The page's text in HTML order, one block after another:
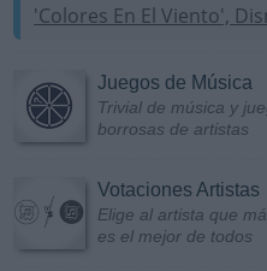
'Colores En El Viento',
Juegos de Música
Trivial de música y
borrosas de artistas
Votaciones Artistas
Elige al artista que
es el mejor de todos